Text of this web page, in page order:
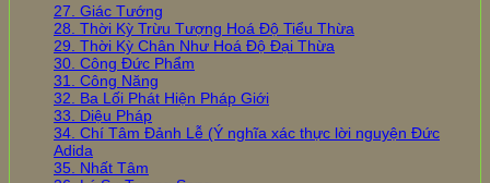
27. Giác Tướng
28. Thời Kỳ Trừu Tượng Hoá Độ Tiểu Thừa
29. Thời Kỳ Chân Như Hoá Độ Đại Thừa
30. Công Đức Phẩm
31. Công Năng
32. Ba Lối Phát Hiện Pháp Giới
33. Diệu Pháp
34. Chí Tâm Đảnh Lễ (Ý nghĩa xác thực lời nguyện Đức
Adida
35. Nhất Tâm